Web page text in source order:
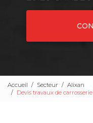
Accueil Secteur
Alixan
Devis travaux de